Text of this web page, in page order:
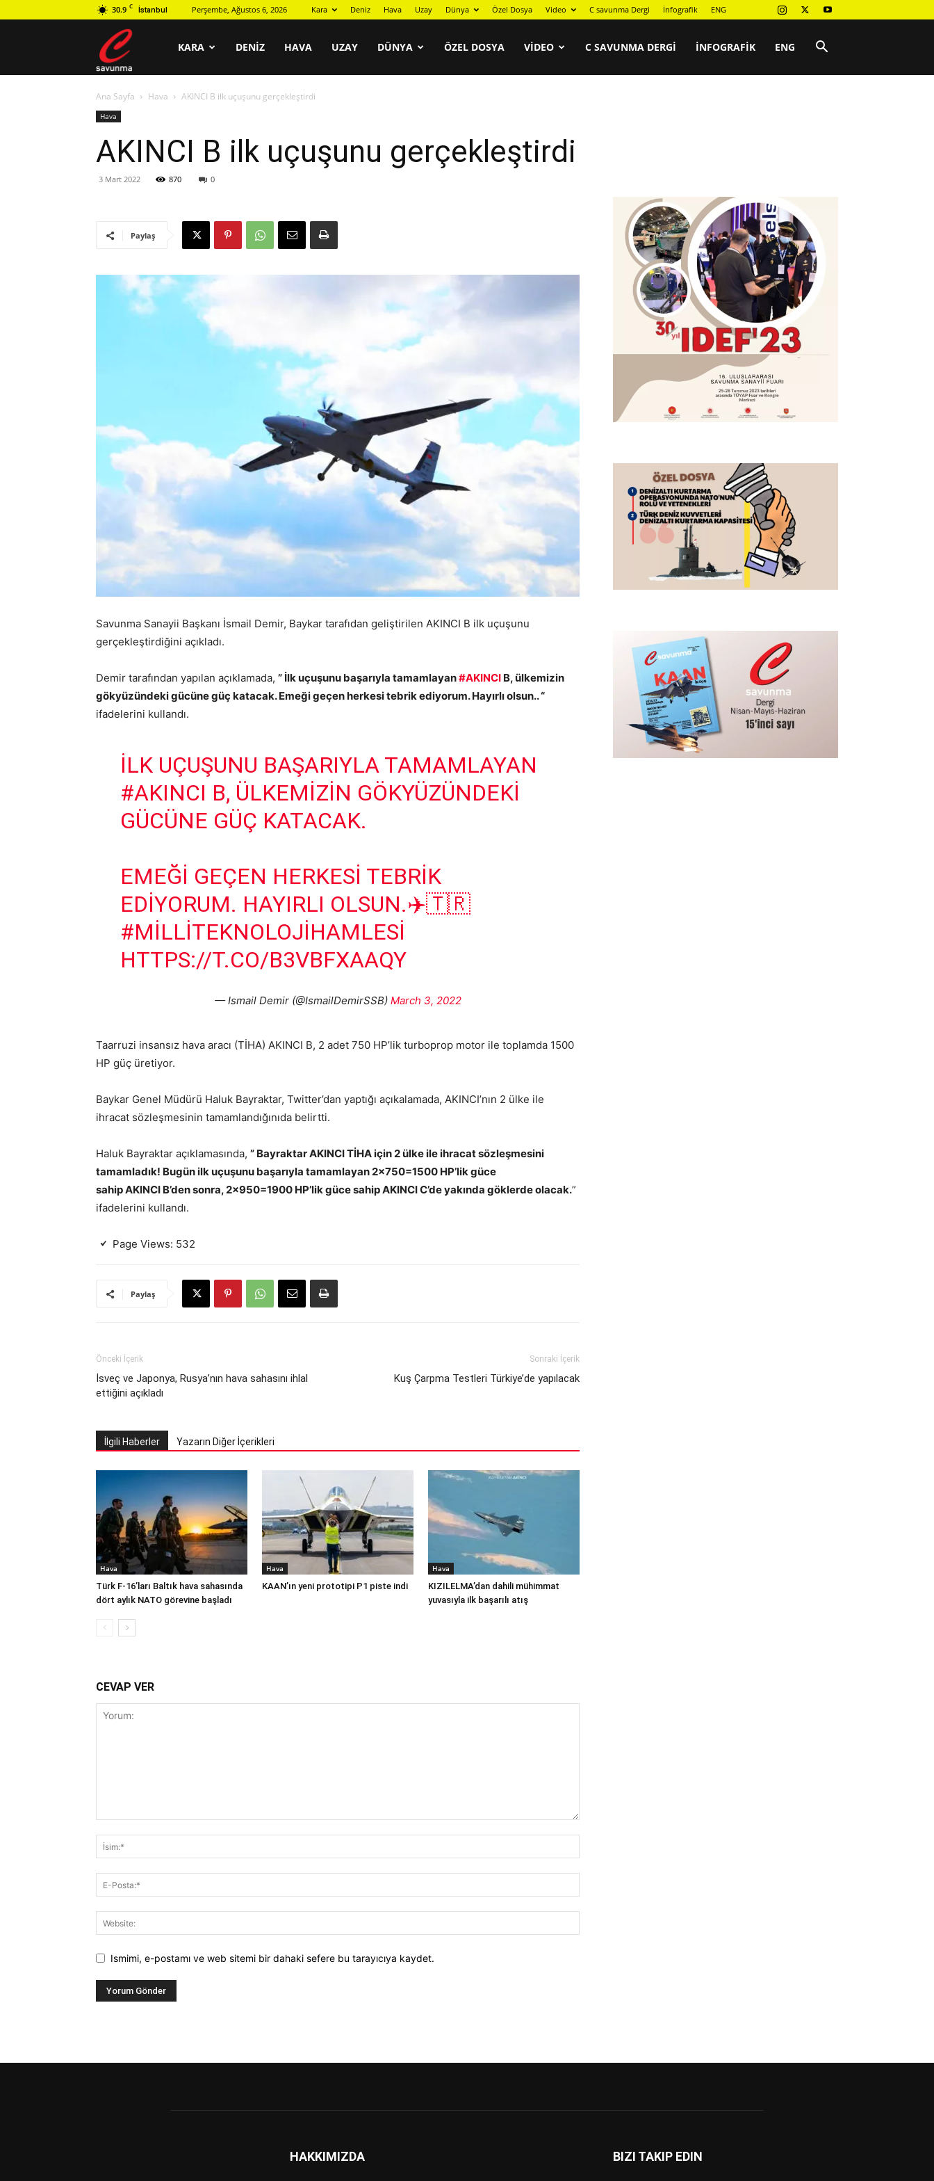
30.9 C İstanbul Perşembe, Ağustos 6, 2026 Kara Deniz Hava Uzay Dünya Özel Dosya Video C savunma Dergi İnfografik ENG
savunma
KARA DENIZ HAVA UZAY DÜNYA ÖZEL DOSYA VIDEO C SAVUNMA DERGI İNFOGRAFIK ENG
Ana Sayfa Hava AKINCI B ilk uçuşunu gerçekleştirdi
Hava
AKINCI B ilk uçuşunu gerçekleştirdi
3 Mart 2022 870 0
Paylaş
Savunma Sanayii Başkanı İsmail Demir, Baykar tarafıdan geliştirilen AKINCI B ilk uçuşunu
gerçekleştirdiğini açıkladı.
Demir tarafından yapılan açıklamada, ” İlk uçuşunu başarıyla tamamlayan#AKINCI B, ülkemizin
gökyüzündeki gücüne güç katacak. Emeği geçen herkesi tebrik ediyorum. Hayırlı olsun.. “
ifadelerini kullandı.
İLK UÇUŞUNU BAŞARIYLA TAMAMLAYAN
#AKINCI B, ÜLKEMIZIN GÖKYÜZÜNDEKI
GÜCÜNE GÜÇ KATACAK.
EMEĞI GEÇEN HERKESI TEBRIK
EDIYORUM. HAYIRLI OLSUN.✈️🇹🇷
#MILLITEKNOLOJIHAMLESI
HTTPS://T.CO/B3VBFXAAQY
— Ismail Demir (@IsmailDemirSSB) March 3, 2022
Taarruzi insansız hava aracı (TİHA) AKINCI B, 2 adet 750 HP’lik turboprop motor ile toplamda 1500
HP güç üretiyor.
Baykar Genel Müdürü Haluk Bayraktar, Twitter’dan yaptığı açıkalamada, AKINCI’nın 2 ülke ile
ihracat sözleşmesinin tamamlandığınıda belirtti.
Haluk Bayraktar açıklamasında, ” Bayraktar AKINCI TİHA için 2 ülke ile ihracat sözleşmesini
tamamladık! Bugün ilk uçuşunu başarıyla tamamlayan 2×750=1500 HP’lik güce
sahip AKINCI B’den sonra, 2×950=1900 HP’lik güce sahip AKINCI C’de yakında göklerde olacak.”
ifadelerini kullandı.
Page Views: 532
Paylaş
Önceki İçerik
İsveç ve Japonya, Rusya’nın hava sahasını ihlal
ettiğini açıkladı
Sonraki İçerik
Kuş Çarpma Testleri Türkiye’de yapılacak
İlgili Haberler Yazarın Diğer İçerikleri
Hava
Türk F-16’ları Baltık hava sahasında
dört aylık NATO görevine başladı
Hava
KAAN’ın yeni prototipi P1 piste indi
Hava
KIZILELMA’dan dahili mühimmat
yuvasıyla ilk başarılı atış
CEVAP VER
Ismimi, e-postamı ve web sitemi bir dahaki sefere bu tarayıcıya kaydet.
HAKKIMIZDA BIZI TAKIP EDIN